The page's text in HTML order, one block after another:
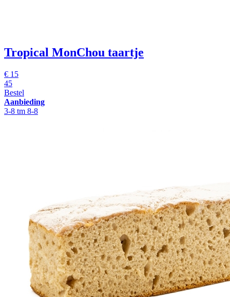
Tropical MonChou taartje
€ 15
45
Bestel
Aanbieding
3-8 tm 8-8